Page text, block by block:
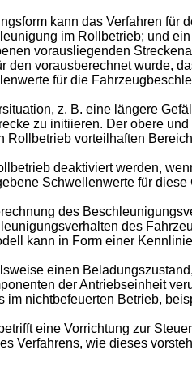
kann das Verfahren
im Rollbetrieb; und
vorausliegenden
den vorausberechnet wurde,
für die
z. B. eine längere
zu initiieren. Der obere
Rollbetrieb vorteilhaften
deaktiviert werden,
Schwellenwerte für diese
des
des
kann in Form einer
einen
der Antriebseinheit
im nichtbefeuerten Betrieb,
eine Vorrichtung zur
Verfahrens, wie dieses